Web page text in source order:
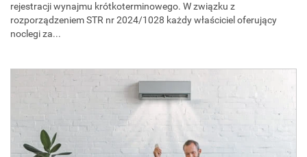
rejestracji wynajmu krótkoterminowego. W związku z
rozporządzeniem STR nr 2024/1028 każdy właściciel oferujący
noclegi za...